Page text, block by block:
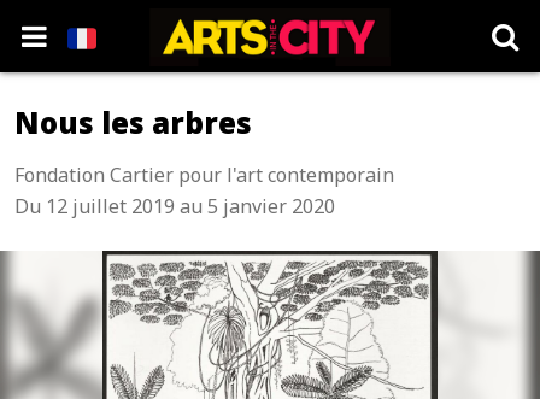
Nous les arbres
Fondation Cartier pour l'art contemporain
Du 12 juillet 2019 au 5 janvier 2020